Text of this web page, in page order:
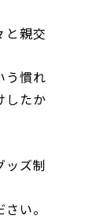
親交
う慣れ
したか
ッズ制
い。